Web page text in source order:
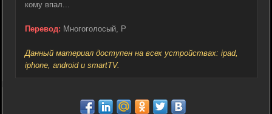
кому впал...
Перевод: Многоголосый, P
Данный материал доступен на всех устройствах: ipad,
iphone, android и smartTV.